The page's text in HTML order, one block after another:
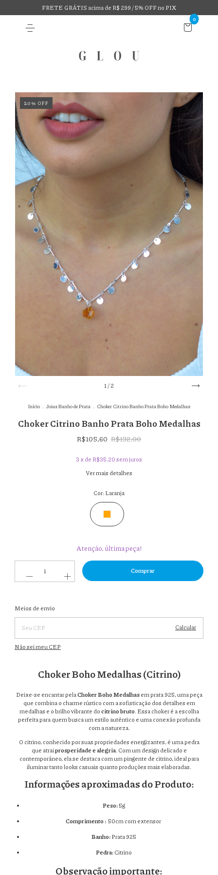
FRETE GRÁTIS acima de R$ 299 / 5% OFF no PIX
0
20 % OFF
1/2
Início Joias Banho de Prata Choker Citrino Banho Prata Boho Medalhas
Choker Citrino Banho Prata Boho Medalhas
R$105,60 R$132,00
3 x de R$35,20sem juros
Ver mais detalhes
Cor:Laranja
Atenção, última peça!
Entregas para o CEP:
CEP
Meios de envio
Calcular
Não sei meu CEP
Choker Boho Medalhas (Citrino)
Deixe-se encantar pelaChoker Boho Medalhasem prata 925, uma peça
que combina o charme rústico com a sofisticação dos detalhes em
medalhas e o brilho vibrante docitrino bruto. Essa choker é a escolha
perfeita para quem busca um estilo autêntico e uma conexão profunda
com a natureza.
O citrino, conhecido por suas propriedades energizantes, é uma pedra
que atraiprosperidade e alegria. Com um design delicado e
contemporâneo, ela se destaca com um pingente de citrino, ideal para
iluminar tanto looks casuais quanto produções mais elaboradas.
Informações aproximadas do Produto:
Peso:5g
Comprimento : 50cm com extensor
Banho:Prata 925
Pedra:Citrino
Observação importante: